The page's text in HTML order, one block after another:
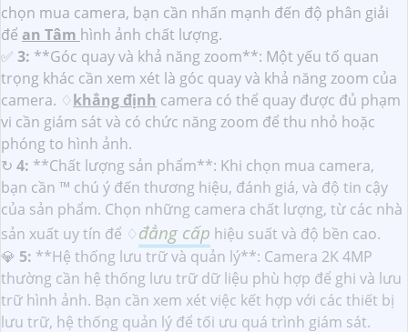
chọn mua camera, bạn cần nhấn mạnh đến độ phân giải
để an Tâm hình ảnh chất lượng.
️✅ 3: **Góc quay và khả năng zoom**: Một yếu tố quan
trọng khác cần xem xét là góc quay và khả năng zoom của
camera. ♢khẳng định camera có thể quay được đủ phạm
vi cần giám sát và có chức năng zoom để thu nhỏ hoặc
phóng to hình ảnh.
↻ 4: **Chất lượng sản phẩm**: Khi chọn mua camera,
bạn cần ™️ chú ý đến thương hiệu, đánh giá, và độ tin cậy
của sản phẩm. Chọn những camera chất lượng, từ các nhà
sản xuất uy tín để ♢đẳng cấp hiệu suất và độ bền cao.
💎 5: **Hệ thống lưu trữ và quản lý**: Camera 2K 4MP
thường cần hệ thống lưu trữ dữ liệu phù hợp để ghi và lưu
trữ hình ảnh. Bạn cần xem xét việc kết hợp với các thiết bị
lưu trữ, hệ thống quản lý để tối ưu quá trình giám sát.